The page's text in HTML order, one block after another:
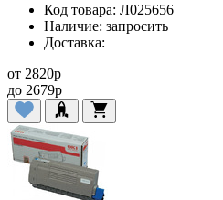
Код товара: Л025656
Наличие: запросить
Доставка:
от 2820p
до 2679p